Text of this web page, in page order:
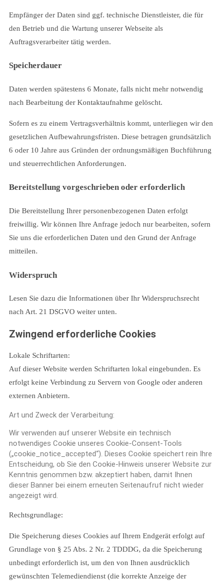
Empfänger der Daten sind ggf. technische Dienstleister, die für
den Betrieb und die Wartung unserer Webseite als
Auftragsverarbeiter tätig werden.
Speicherdauer
Daten werden spätestens 6 Monate, falls nicht mehr notwendig
nach Bearbeitung der Kontaktaufnahme gelöscht.
Sofern es zu einem Vertragsverhältnis kommt, unterliegen wir den
gesetzlichen Aufbewahrungsfristen. Diese betragen grundsätzlich
6 oder 10 Jahre aus Gründen der ordnungsmäßigen Buchführung
und steuerrechtlichen Anforderungen.
Bereitstellung vorgeschrieben oder erforderlich
Die Bereitstellung Ihrer personenbezogenen Daten erfolgt
freiwillig. Wir können Ihre Anfrage jedoch nur bearbeiten, sofern
Sie uns die erforderlichen Daten und den Grund der Anfrage
mitteilen.
Widerspruch
Lesen Sie dazu die Informationen über Ihr Widerspruchsrecht
nach Art. 21 DSGVO weiter unten.
Zwingend erforderliche Cookies
Lokale Schriftarten:
Auf dieser Website werden Schriftarten lokal eingebunden. Es
erfolgt keine Verbindung zu Servern von Google oder anderen
externen Anbietern.
Art und Zweck der Verarbeitung:
Wir verwenden auf unserer Website ein technisch
notwendiges Cookie unseres Cookie-Consent-Tools
(„cookie_notice_accepted“). Dieses Cookie speichert rein Ihre
Entscheidung, ob Sie den Cookie-Hinweis unserer Website zur
Kenntnis genommen bzw. akzeptiert haben, damit Ihnen
dieser Banner bei einem erneuten Seitenaufruf nicht wieder
angezeigt wird.
Rechtsgrundlage:
Die Speicherung dieses Cookies auf Ihrem Endgerät erfolgt auf
Grundlage von § 25 Abs. 2 Nr. 2 TDDDG, da die Speicherung
unbedingt erforderlich ist, um den von Ihnen ausdrücklich
gewünschten Telemediendienst (die korrekte Anzeige der